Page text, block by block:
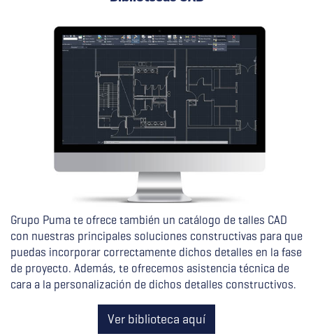
Grupo Puma te ofrece también un catálogo de talles CAD
con nuestras principales soluciones constructivas para que
puedas incorporar correctamente dichos detalles en la fase
de proyecto. Además, te ofrecemos asistencia técnica de
cara a la personalización de dichos detalles constructivos.
Ver biblioteca aquí